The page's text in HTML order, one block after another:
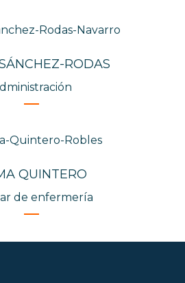
RODAS
QUINTERO
de enfermería